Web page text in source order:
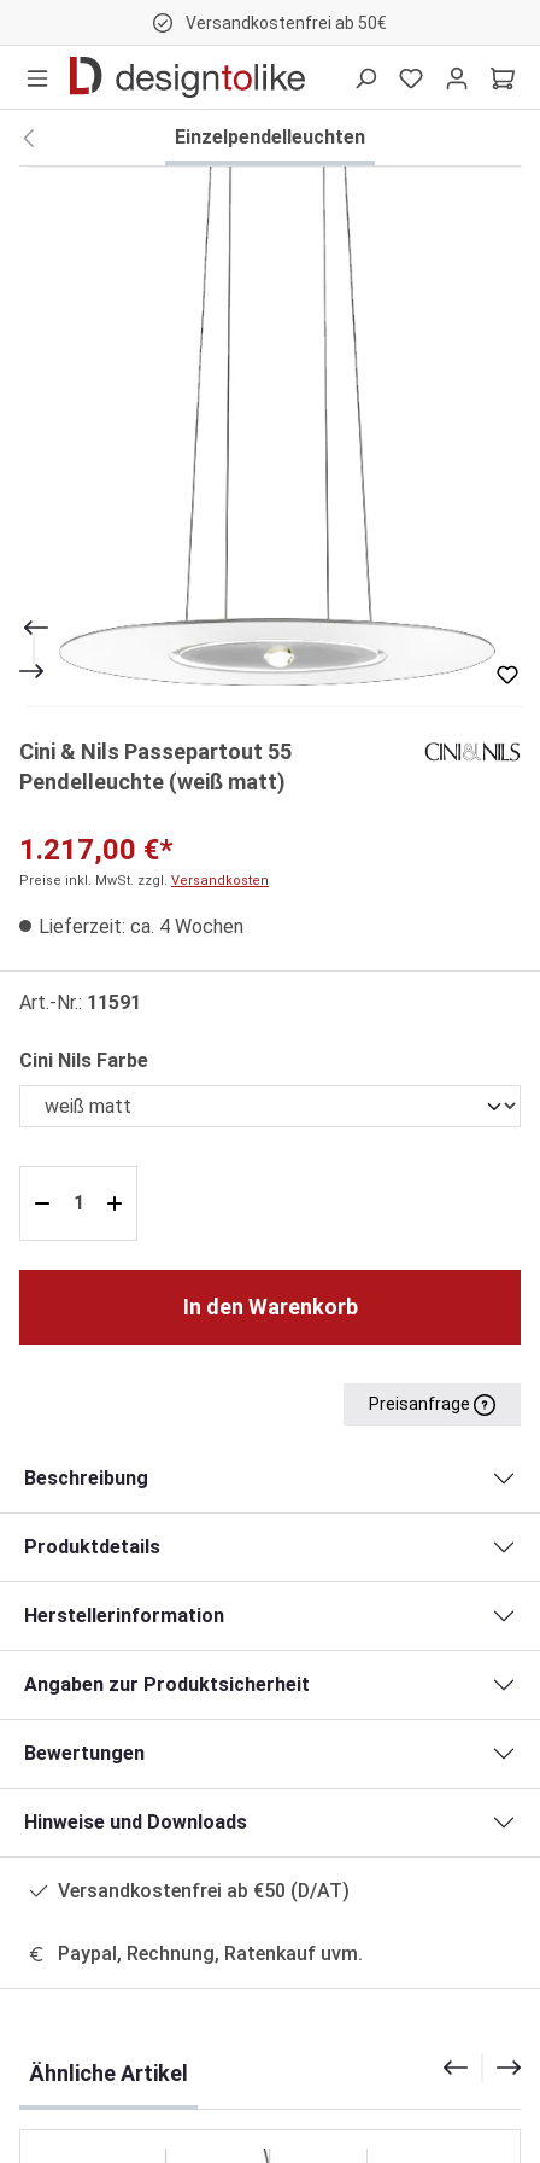
Versandkostenfrei ab 50€
Einzelpendelleuchten
Bildergalerie überspringen
Cini & Nils Passepartout 55
Pendelleuchte (weiß matt)
1.217,00 €*
Preise inkl. MwSt. zzgl. Versandkosten
Lieferzeit: ca. 4 Wochen
Art.-Nr.: 11591
Cini Nils Farbeauswählen
In den Warenkorb
Preisanfrage
Beschreibung
Produktdetails
Herstellerinformation
Angaben zur Produktsicherheit
Bewertungen
Hinweise und Downloads
Versandkostenfrei ab €50 (D/AT)
Paypal, Rechnung, Ratenkauf uvm.
Ähnliche Artikel